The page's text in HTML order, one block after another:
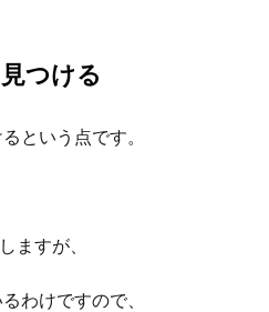
つける
という点です。
ますが、
わけですので、